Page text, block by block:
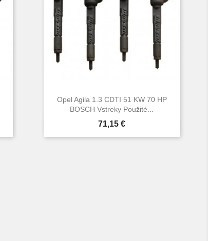
Opel Agila 1.3 CDTI 51 KW 70 HP
BOSCH Vstreky Použité...
Cena
71,15 €
Rýchly náhľad